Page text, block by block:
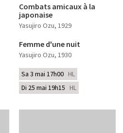
Combats amicaux à la
japonaise
Yasujiro Ozu, 1929
Femme d'une nuit
Yasujiro Ozu, 1930
Sa 3 mai 17h00 HL
Di 25 mai 19h15 HL